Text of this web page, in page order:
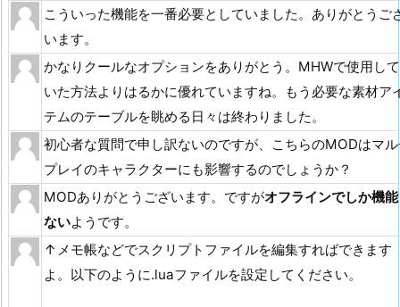
こういった機能を一番必要としていました。ありがとうご
います。
かなりクールなオプションをありがとう。MHWで使用して
いた方法よりはるかに優れていますね。もう必要な素材ア
テムのテーブルを眺める日々は終わりました。
初心者な質問で申し訳ないのですが、こちらのMODはマ
プレイのキャラクターにも影響するのでしょうか？
MODありがとうございます。ですがオフラインでしか機
ないようです。
↑メモ帳などでスクリプトファイルを編集すればできます
よ。以下のように.luaファイルを設定してください。